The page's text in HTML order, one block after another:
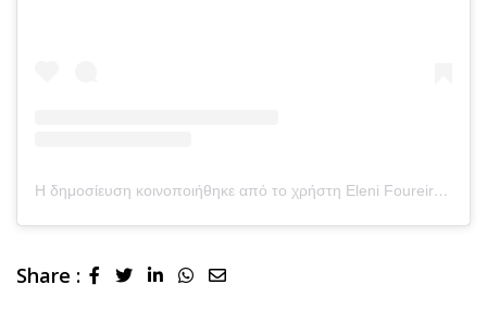
Η δημοσίευση κοινοποιήθηκε από το χρήστη Eleni Foureira (@foureira)
Share : LinkedInWhatsapp
Share